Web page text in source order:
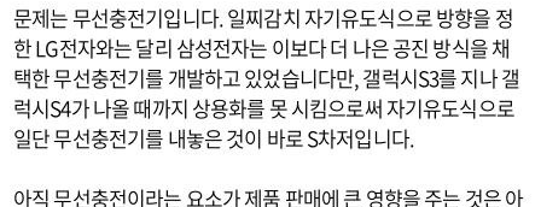
문제는 무선충전기입니다. 일찌감치 자기유도식으로 방향을 정
한 LG전자와는 달리 삼성전자는 이보다 더 나은 공진 방식을 채
택한 무선충전기를 개발하고 있었습니다만, 갤럭시S3를 지나 갤
럭시S4가 나올 때까지 상용화를 못 시킴으로써 자기유도식으로
일단 무선충전기를 내놓은 것이 바로 S차저입니다.
아직 무선충전이라는 요소가 제품 판매에 큰 영향을 주는 것은 아